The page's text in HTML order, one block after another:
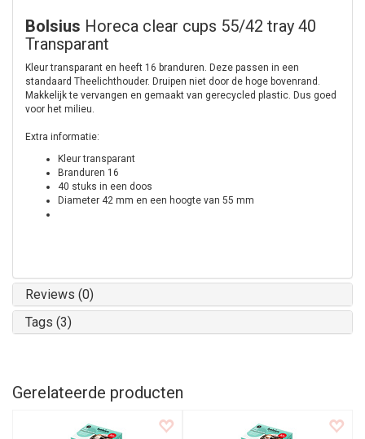
Bolsius Horeca clear cups 55/42 tray 40
Transparant
Kleur transparant en heeft 16 branduren. Deze passen in een
standaard Theelichthouder. Druipen niet door de hoge bovenrand.
Makkelijk te vervangen en gemaakt van gerecycled plastic. Dus goed
voor het milieu.
Extra informatie:
Kleur transparant
Branduren 16
40 stuks in een doos
Diameter 42 mm en een hoogte van 55 mm
Reviews (0)
Tags (3)
Gerelateerde producten